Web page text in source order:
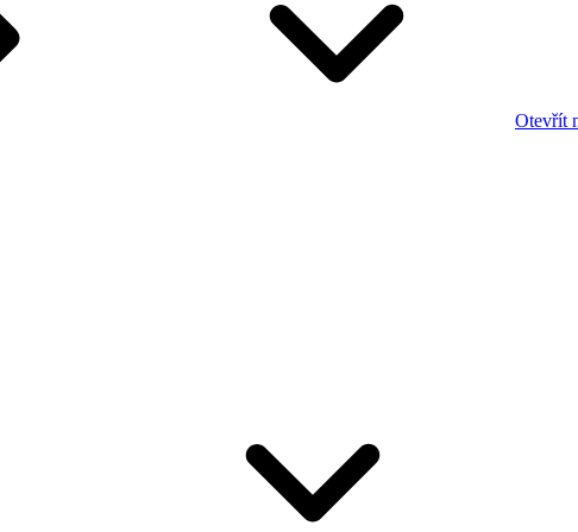
Otevřít